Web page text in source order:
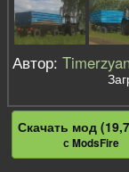
Автор:
Скачать мод
с ModsFire